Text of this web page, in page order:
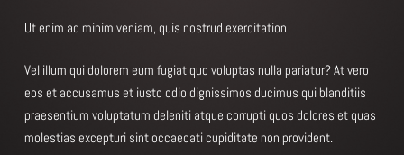
Ut enim ad minim veniam, quis nostrud exercitation
Vel illum qui dolorem eum fugiat quo voluptas nulla pariatur? At vero
eos et accusamus et iusto odio dignissimos ducimus qui blanditiis
praesentium voluptatum deleniti atque corrupti quos dolores et quas
molestias excepturi sint occaecati cupiditate non provident.